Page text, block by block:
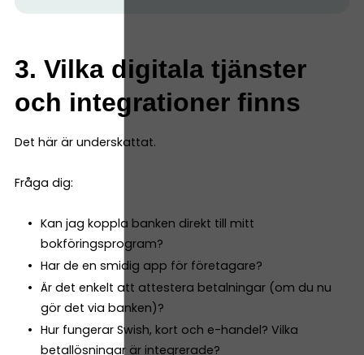
3. Vilka digitala tjänster
och integrationer finns
Det här är underskattat.
Fråga dig:
Kan jag koppla banken direkt till mitt
bokföringsprogram?
Har de en smidig app för företagare?
Är det enkelt att attestera betalningar (om du nu
gör det via banken)?
Hur fungerar Swish, kort och e-handel? Vilka
betallösningar är integrerade?